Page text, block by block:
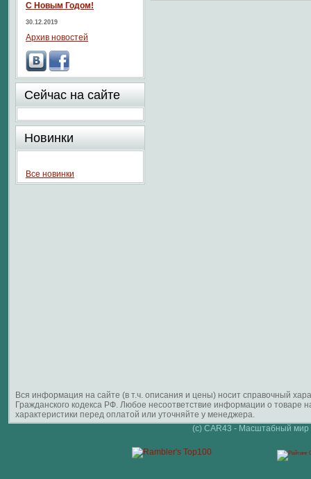
С Новым Годом!
30.12.2019
Архив новостей
Сейчас на сайте
Новинки
Все новинки
Вся информация на сайте (в т.ч. описания и цены) носит справочный
Гражданского кодекса РФ. Любое несоответствие информации о
характеристики перед оплатой или уточняйте у менеджера.
(c) CAR43 - Масштабный мир